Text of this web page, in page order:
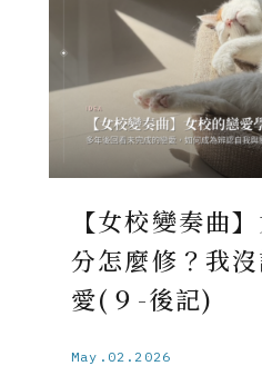
【女校變奏曲
分怎麼修？我
愛(９-後記)
May.02.2026